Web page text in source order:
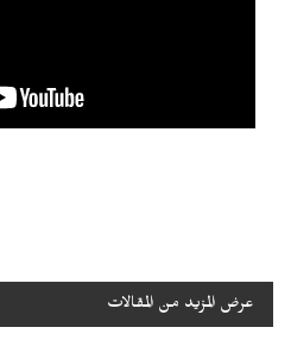
عرض المزيد من المقالات